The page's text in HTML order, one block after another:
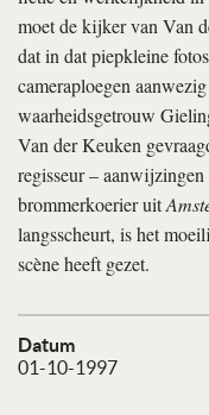
Datum
01-10-1997
moet de kijker van Van
dat in dat piepkleine
cameraploegen
waarheidsgetrouw
Van der Keuken
regisseur –
brommerkoerier uit
langsscheurt, is het
scène heeft gezet.